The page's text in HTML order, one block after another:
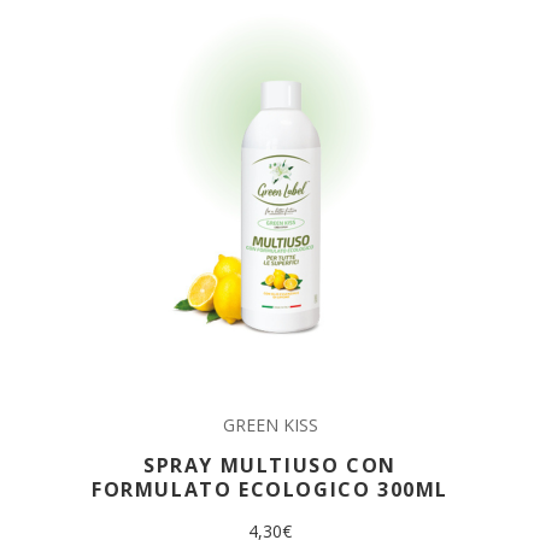
GREEN KISS
SPRAY MULTIUSO CON
FORMULATO ECOLOGICO 300ML
4,30€